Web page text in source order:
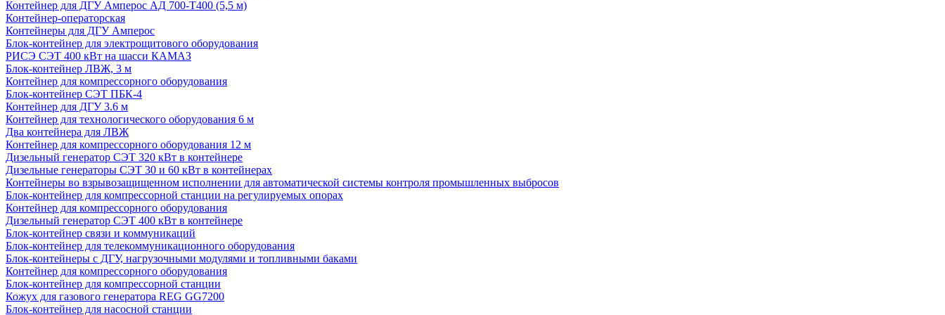
Контейнер для ДГУ Амперос АД 700-Т400 (5,5 м)
Контейнер-операторская
Контейнеры для ДГУ Амперос
Блок-контейнер для электрощитового оборудования
РИСЭ СЭТ 400 кВт на шасси КАМАЗ
Блок-контейнер ЛВЖ, 3 м
Контейнер для компрессорного оборудования
Блок-контейнер СЭТ ПБК-4
Контейнер для ДГУ 3.6 м
Контейнер для технологического оборудования 6 м
Два контейнера для ЛВЖ
Контейнер для компрессорного оборудования 12 м
Дизельный генератор СЭТ 320 кВт в контейнере
Дизельные генераторы СЭТ 30 и 60 кВт в контейнерах
Контейнеры во взрывозащищенном исполнении для автоматической системы контроля промышленных выбросов
Блок-контейнер для компрессорной станции на регулируемых опорах
Контейнер для компрессорного оборудования
Дизельный генератор СЭТ 400 кВт в контейнере
Блок-контейнер связи и коммуникаций
Блок-контейнер для телекоммуникационного оборудования
Блок-контейнеры с ДГУ, нагрузочными модулями и топливными баками
Контейнер для компрессорного оборудования
Блок-контейнер для компрессорной станции
Кожух для газового генератора REG GG7200
Блок-контейнер для насосной станции